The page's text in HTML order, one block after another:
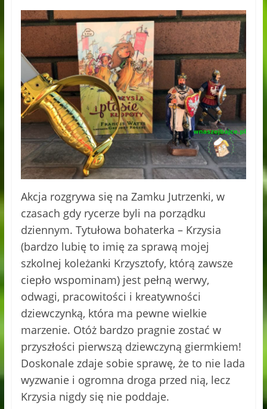
Akcja rozgrywa się na Zamku Jutrzenki, w
czasach gdy rycerze byli na porządku
dziennym. Tytułowa bohaterka – Krzysia
(bardzo lubię to imię za sprawą mojej
szkolnej koleżanki Krzysztofy, którą zawsze
ciepło wspominam) jest pełną werwy,
odwagi, pracowitości i kreatywności
dziewczynką, która ma pewne wielkie
marzenie. Otóż bardzo pragnie zostać w
przyszłości pierwszą dziewczyną giermkiem!
Doskonale zdaje sobie sprawę, że to nie lada
wyzwanie i ogromna droga przed nią, lecz
Krzysia nigdy się nie poddaje.